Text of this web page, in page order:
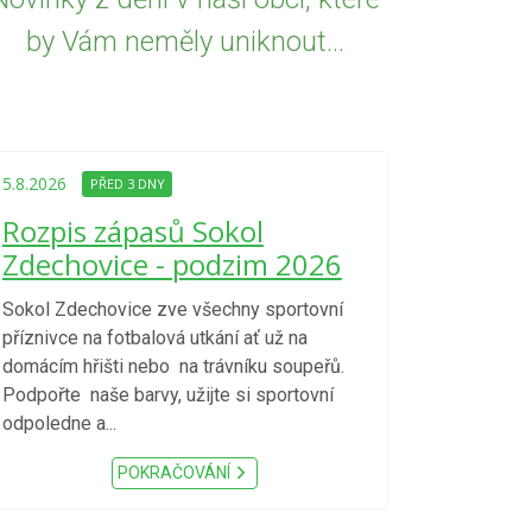
by Vám neměly uniknout...
5.8.2026 PŘED 3 DNY
Rozpis zápasů Sokol
Zdechovice - podzim 2026
Sokol Zdechovice zve všechny sportovní
příznivce na fotbalová utkání ať už na
domácím hřišti nebo na trávníku soupeřů.
Podpořte naše barvy, užijte si sportovní
odpoledne a...
POKRAČOVÁNÍ